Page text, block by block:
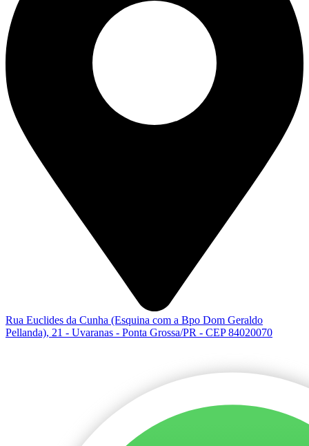
Rua Euclides da Cunha (Esquina com a Bpo Dom Geraldo
Pellanda), 21 - Uvaranas - Ponta Grossa/PR - CEP 84020070